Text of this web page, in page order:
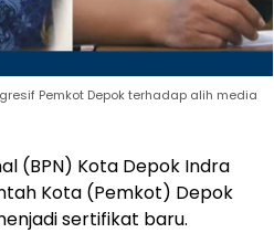
Pemkot Depok terhadap alih media
(BPN) Kota Depok Indra
Kota (Pemkot) Depok
sertifikat baru.